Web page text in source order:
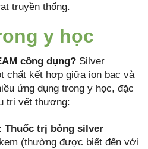
truyền thống.
y học
công dụng? Silver
chất kết hợp giữa ion bạc và
ứng dụng trong y học, đặc
trị vết thương:
Thuốc trị bỏng silver
(thường được biết đến với